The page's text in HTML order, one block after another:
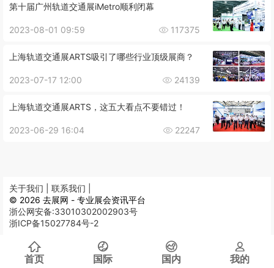
第十届广州轨道交通展iMetro顺利闭幕
2023-08-01 09:59 117375
上海轨道交通展ARTS吸引了哪些行业顶级展商？
2023-07-17 12:00 24139
上海轨道交通展ARTS，这五大看点不要错过！
2023-06-29 16:04 22247
首页 国际 国内 我的
关于我们 | 联系我们 |
© 2026 去展网 - 专业展会资讯平台
浙公网安备:33010302002903号
浙ICP备15027784号-2